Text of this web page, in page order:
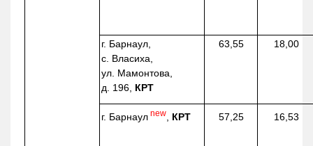
г. Барнаул,
с. Власиха,
ул. Мамонтова,
д. 196, КРТ
63,55 18,00
г. Барнаул new КРТ 57,25 16,53